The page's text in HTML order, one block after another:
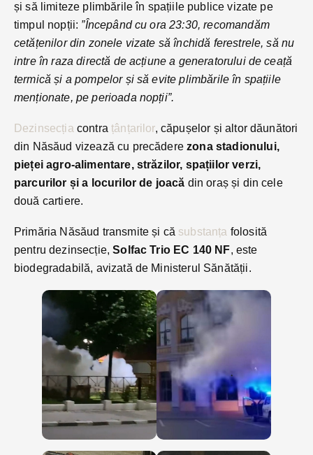
și să limiteze plimbările în spațiile publice vizate pe
timpul nopții: ”Începând cu ora 23:30, recomandăm
cetățenilor din zonele vizate să închidă ferestrele, să nu
intre în raza directă de acțiune a generatorului de ceață
termică și a pompelor și să evite plimbările în spațiile
menționate, pe perioada nopții”.
Dezinsecțiacontrațânțarilor, căpușelor și altor dăunători
din Năsăud vizează cu precăderezona stadionului,
pieței agro-alimentare, străzilor, spațiilor verzi,
parcurilor și a locurilor de joacă din oraș și din cele
două cartiere.
Primăria Năsăud transmite și că substanța folosită
pentru dezinsecție,Solfac Trio EC 140 NF, este
biodegradabilă, avizată de Ministerul Sănătății.